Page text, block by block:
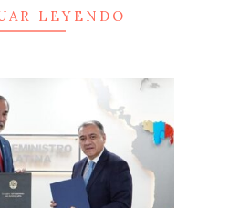
LEYENDO